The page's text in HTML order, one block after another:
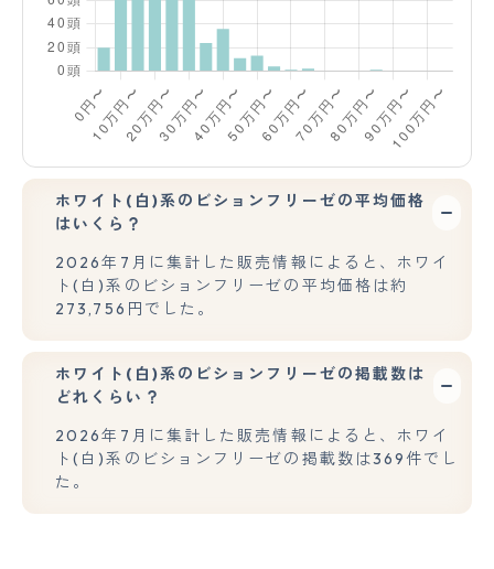
ホワイト(白)系のビションフリーゼの平均価格
はいくら？
2026年7月に集計した販売情報によると、ホワイ
ト(白)系のビションフリーゼの平均価格は約
273,756円でした。
ホワイト(白)系のビションフリーゼの掲載数は
どれくらい？
2026年7月に集計した販売情報によると、ホワイ
ト(白)系のビションフリーゼの掲載数は369件でし
た。